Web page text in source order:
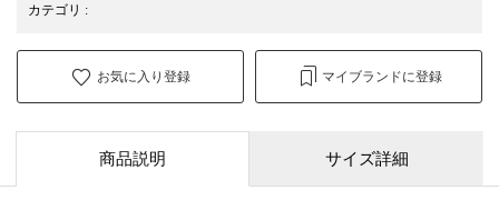
カテゴリ :
お気に入り登録 マイブランドに登録
商品説明 サイズ詳細